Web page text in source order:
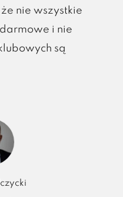
nie wszystkie
i nie
są